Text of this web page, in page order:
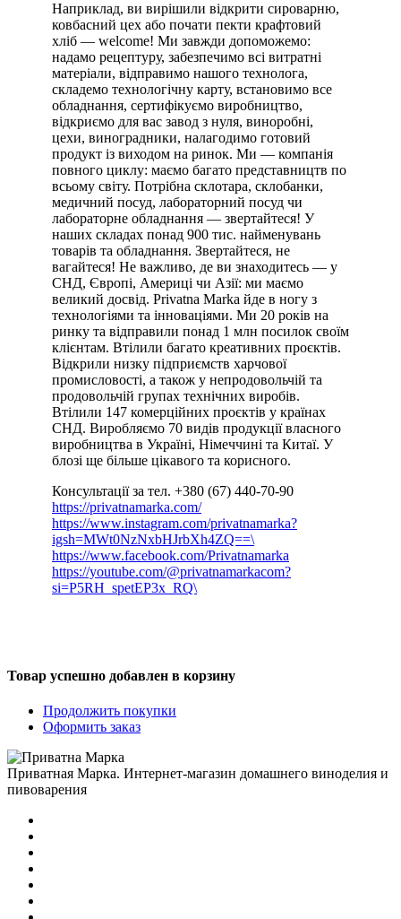
Наприклад, ви вирішили відкрити сироварню,
ковбасний цех або почати пекти крафтовий
хліб — welcome! Ми завжди допоможемо:
надамо рецептуру, забезпечимо всі витратні
матеріали, відправимо нашого технолога,
складемо технологічну карту, встановимо все
обладнання, сертифікуємо виробництво,
відкриємо для вас завод з нуля, виноробні,
цехи, виноградники, налагодимо готовий
продукт із виходом на ринок. Ми — компанія
повного циклу: маємо багато представництв по
всьому світу. Потрібна склотара, склобанки,
медичний посуд, лабораторний посуд чи
лабораторне обладнання — звертайтеся! У
наших складах понад 900 тис. найменувань
товарів та обладнання. Звертайтеся, не
вагайтеся! Не важливо, де ви знаходитесь — у
СНД, Європі, Америці чи Азії: ми маємо
великий досвід. Privatna Marka йде в ногу з
технологіями та інноваціями. Ми 20 років на
ринку та відправили понад 1 млн посилок своїм
клієнтам. Втілили багато креативних проєктів.
Відкрили низку підприємств харчової
промисловості, а також у непродовольчій та
продовольчій групах технічних виробів.
Втілили 147 комерційних проєктів у країнах
СНД. Виробляємо 70 видів продукції власного
виробництва в Україні, Німеччині та Китаї. У
блозі ще більше цікавого та корисного.
Консультації за тел. +380 (67) 440-70-90
https://privatnamarka.com/
https://www.instagram.com/privatnamarka?
igsh=MWt0NzNxbHJrbXh4ZQ==\
https://www.facebook.com/Privatnamarka
https://youtube.com/@privatnamarkacom?
si=P5RH_spetEP3x_RQ\
Товар успешно добавлен в корзину
Продолжить покупки
Оформить заказ
Приватная Марка. Интернет-магазин домашнего виноделия и
пивоварения